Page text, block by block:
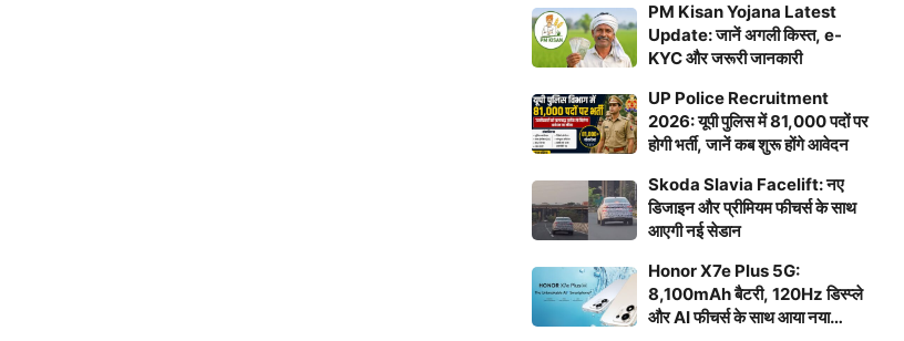
PM Kisan Yojana Latest
Update: जानें अगली किस्त, e-
KYC और जरूरी जानकारी
UP Police Recruitment
2026: यूपी पुलिस में 81,000 पदों पर
होगी भर्ती, जानें कब शुरू होंगे आवेदन
Skoda Slavia Facelift: नए
डिजाइन और प्रीमियम फीचर्स के साथ
आएगी नई सेडान
Honor X7e Plus 5G:
8,100mAh बैटरी, 120Hz डिस्प्ले
और AI फीचर्स के साथ आया नया